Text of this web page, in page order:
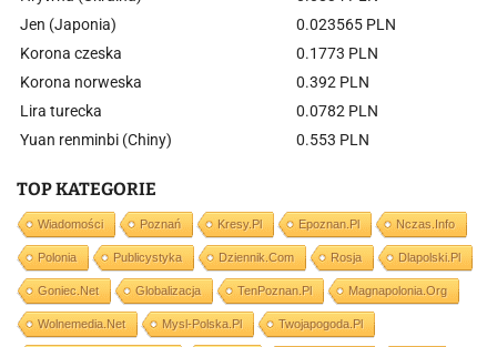
Jen (Japonia)
0.023565 PLN
Korona czeska
0.1773 PLN
Korona norweska
0.392 PLN
Lira turecka
0.0782 PLN
Yuan renminbi (Chiny)
0.553 PLN
TOP KATEGORIE
Wiadomości Poznań Kresy.pl Epoznan.pl Nczas.info
Polonia Publicystyka Dziennik.com Rosja Dlapolski.pl
Goniec.net Globalizacja TenPoznan.pl Magnapolonia.org
Wolnemedia.net Mysl-Polska.pl Twojapogoda.pl